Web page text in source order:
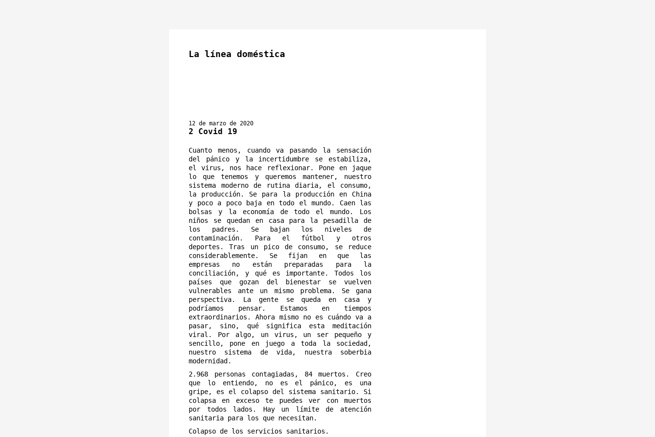
La línea doméstica
12 de marzo de 2020
2 Covid 19
Cuanto menos, cuando va pasando la sensación
del pánico y la incertidumbre se estabiliza,
el virus, nos hace reflexionar. Pone en jaque
lo que tenemos y queremos mantener, nuestro
sistema moderno de rutina diaria, el consumo,
la producción. Se para la producción en China
y poco a poco baja en todo el mundo. Caen las
bolsas y la economía de todo el mundo. Los
niños se quedan en casa para la pesadilla de
los padres. Se bajan los niveles de
contaminación. Para el fútbol y otros
deportes. Tras un pico de consumo, se reduce
considerablemente. Se fijan en que las
empresas no están preparadas para la
conciliación, y qué es importante. Todos los
países que gozan del bienestar se vuelven
vulnerables ante un mismo problema. Se gana
perspectiva. La gente se queda en casa y
podríamos pensar. Estamos en tiempos
extraordinarios. Ahora mismo no es cuándo va a
pasar, sino, qué significa esta meditación
viral. Por algo, un virus, un ser pequeño y
sencillo, pone en juego a toda la sociedad,
nuestro sistema de vida, nuestra soberbia
modernidad.
2.968 personas contagiadas, 84 muertos. Creo
que lo entiendo, no es el pánico, es una
gripe, es el colapso del sistema sanitario. Si
colapsa en exceso te puedes ver con muertos
por todos lados. Hay un límite de atención
sanitaria para los que necesitan.
Colapso de los servicios sanitarios.